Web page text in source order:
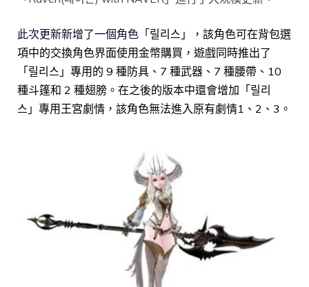
此次更新新增了一個角色「릴리스」，該角色可在背包選
項中的交換角色界面使用金幣購買，遊戲同時推出了
「릴리스」專用的 9 種防具、7 種武器、7 種腰帶、10
種斗篷和 2 種翅膀。在之後的版本中還會增加「릴리
스」專用王宮劇情，該角色無法進入原有劇情1、2、3。